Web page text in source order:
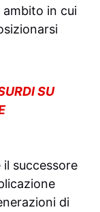
in cui
SU
successore
di